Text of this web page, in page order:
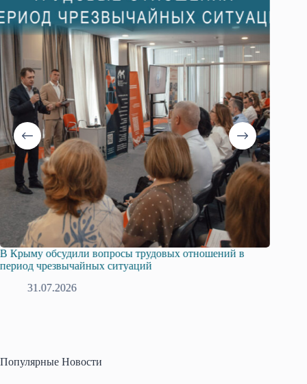
В Крыму обсудили вопросы трудовых отношений в
период чрезвычайных ситуаций
31.07.2026
Популярные Новости